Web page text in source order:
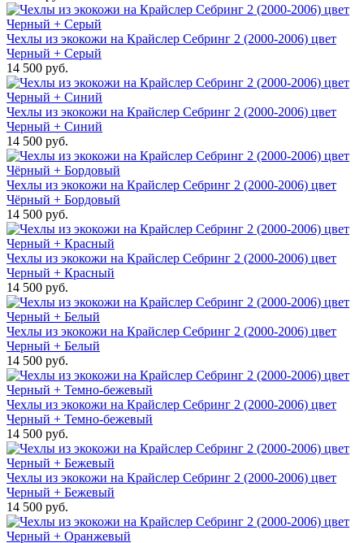
Чехлы из экокожи на Крайслер Себринг 2 (2000-2006) цвет
Черный + Серый
14 500 руб.
Чехлы из экокожи на Крайслер Себринг 2 (2000-2006) цвет
Черный + Синий
14 500 руб.
Чехлы из экокожи на Крайслер Себринг 2 (2000-2006) цвет
Чёрный + Бордовый
14 500 руб.
Чехлы из экокожи на Крайслер Себринг 2 (2000-2006) цвет
Черный + Красный
14 500 руб.
Чехлы из экокожи на Крайслер Себринг 2 (2000-2006) цвет
Черный + Белый
14 500 руб.
Чехлы из экокожи на Крайслер Себринг 2 (2000-2006) цвет
Черный + Темно-бежевый
14 500 руб.
Чехлы из экокожи на Крайслер Себринг 2 (2000-2006) цвет
Черный + Бежевый
14 500 руб.